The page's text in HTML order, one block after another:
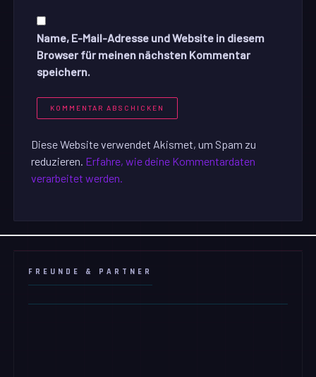
Name, E-Mail-Adresse und Website in diesem
Browser für meinen nächsten Kommentar
speichern.
Diese Website verwendet Akismet, um Spam zu
reduzieren. Erfahre, wie deine Kommentardaten
verarbeitet werden.
FREUNDE & PARTNER